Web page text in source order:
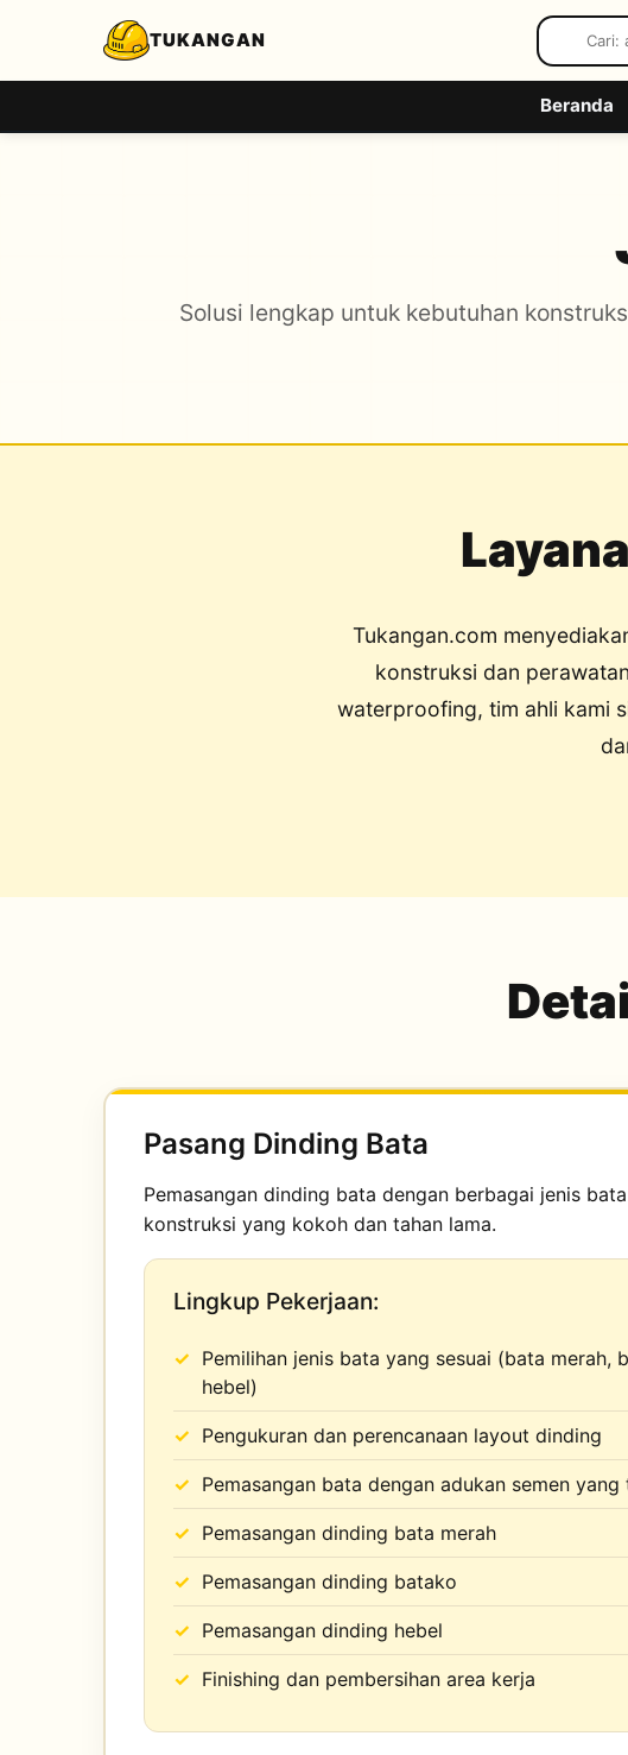
TUKANGAN
Beranda
Solusi lengkap untuk kebutuhan
Tukangan.com
konstruksi dan
waterproofing, tim ahli kami
Pasang Dinding Bata
Pemasangan dinding bata dengan berbagai jenis
konstruksi yang kokoh dan tahan lama.
Lingkup Pekerjaan:
Pemilihan jenis bata yang sesuai (bata merah,
hebel)
Pengukuran dan perencanaan layout dinding
Pemasangan bata dengan adukan semen yang
Pemasangan dinding bata merah
Pemasangan dinding batako
Pemasangan dinding hebel
Finishing dan pembersihan area kerja